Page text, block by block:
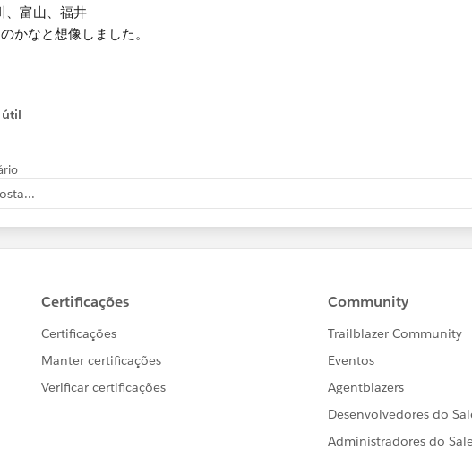
、富山、福井
かなと想像しました。
ませておき、②に①をユニオンすることでフィールドの欠損を防ぐ、という
か？
では、フローの中に従来は存在するはずのフィールドに対する処理が書かれ
「東京」フィールドの名称を「東京都」に変更するとか）、新しく読み込ん
ると思いますが、こういった手法は既に検討されて却下されていますか？
útil